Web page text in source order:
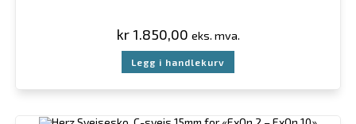
kr1.850,00 eks. mva.
Legg i handlekurv